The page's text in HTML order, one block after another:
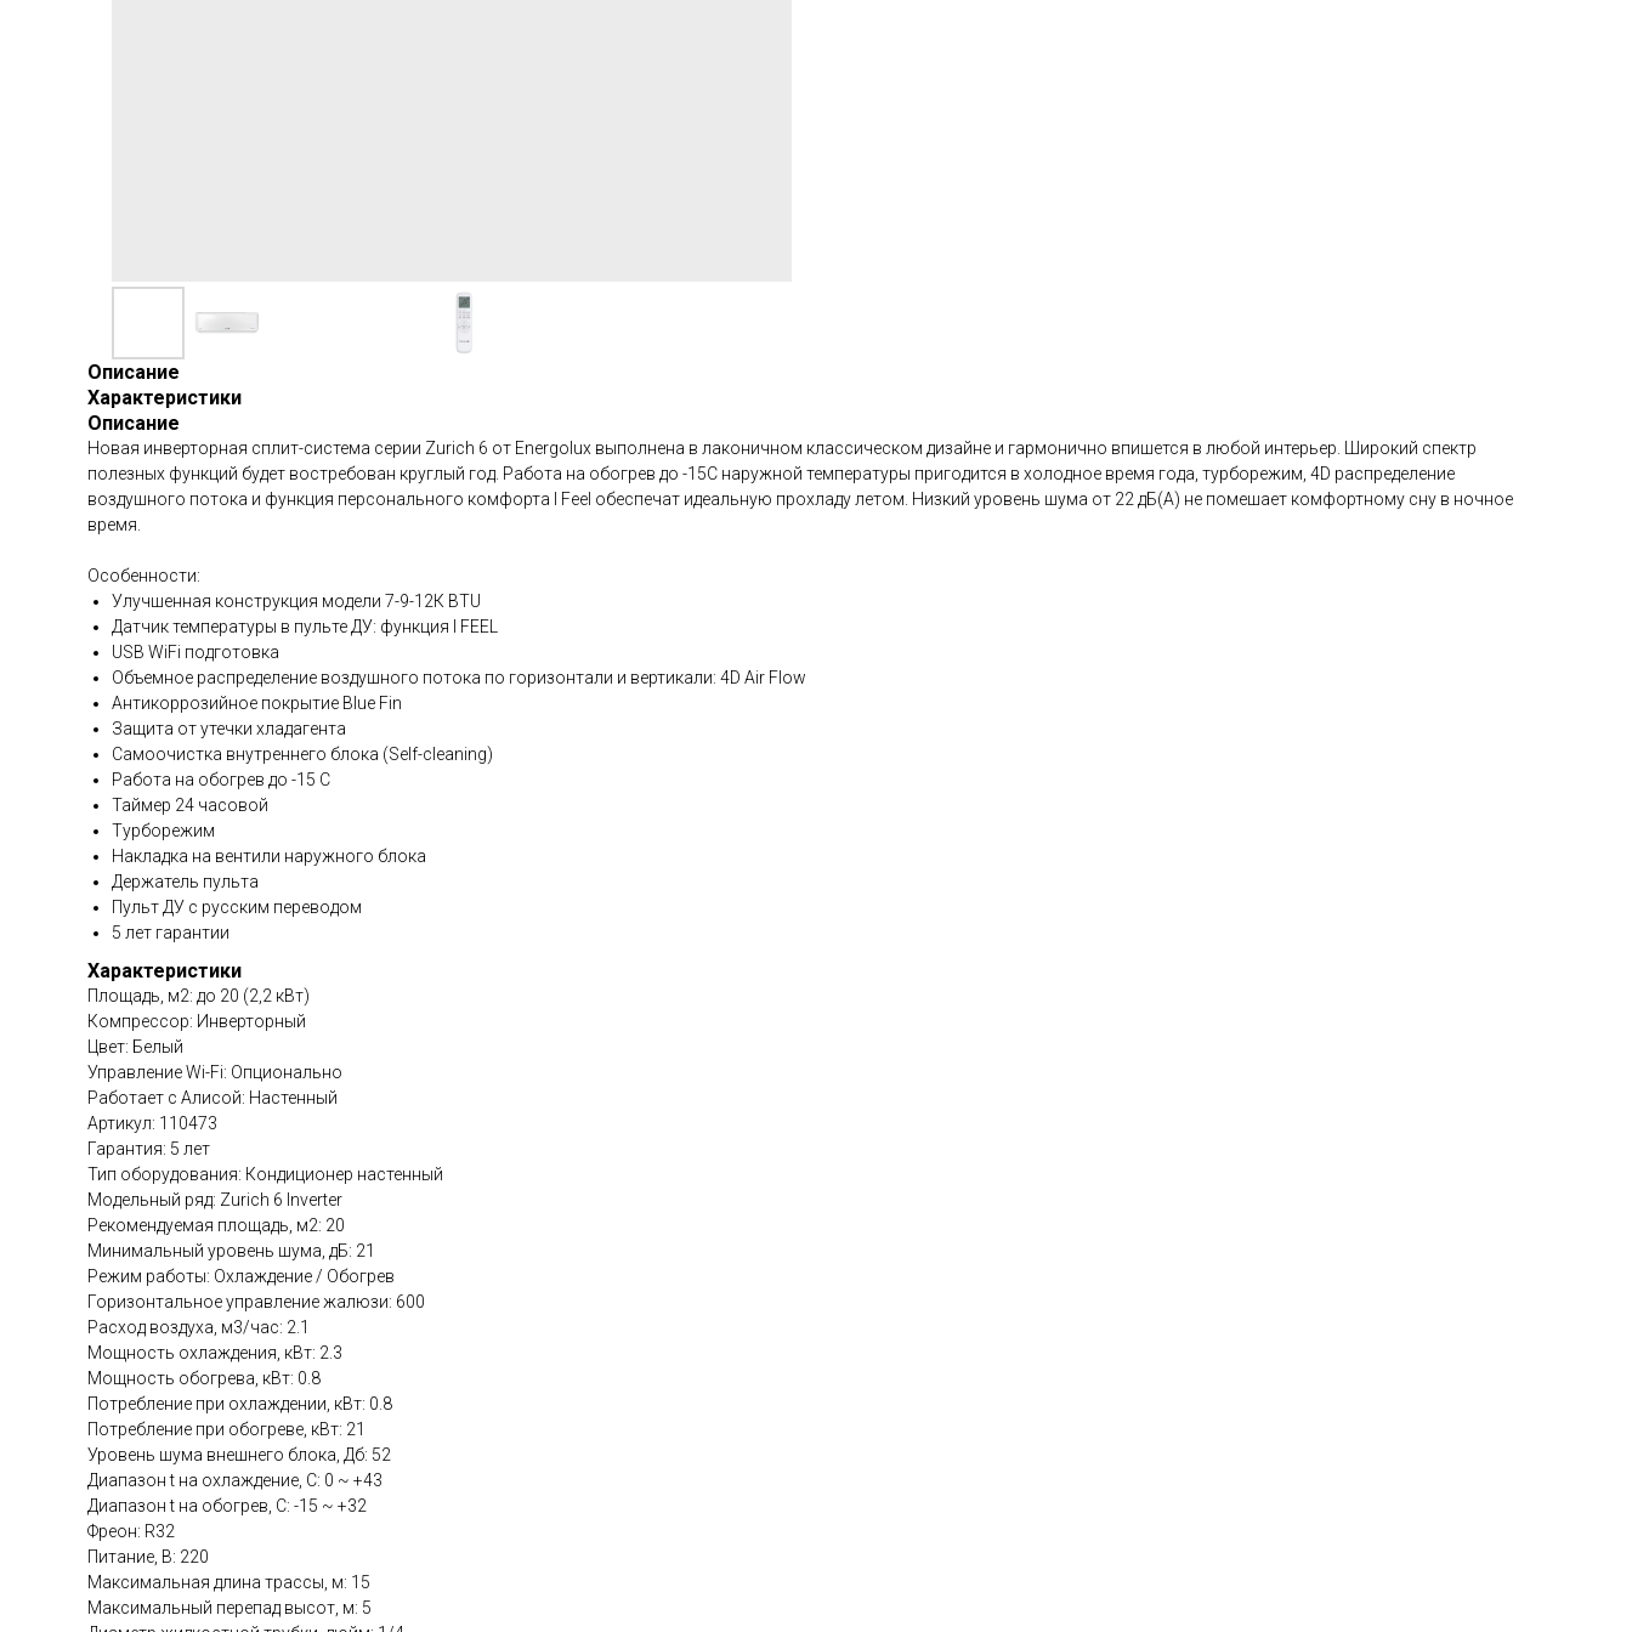
Описание
Характеристики
Описание
Новая инверторная сплит-система серии Zurich 6 от Energolux выполнена в лаконичном классическом дизайне и гармонично впишется в любой интерьер. Широкий спектр
полезных функций будет востребован круглый год. Работа на обогрев до -15С наружной температуры пригодится в холодное время года, турборежим, 4D распределение
воздушного потока и функция персонального комфорта I Feel обеспечат идеальную прохладу летом. Низкий уровень шума от 22 дБ(А) не помешает комфортному сну в ночное
время.
Особенности:
Улучшенная конструкция модели 7-9-12К BTU
Датчик температуры в пульте ДУ: функция I FEEL
USB WiFi подготовка
Объемное распределение воздушного потока по горизонтали и вертикали: 4D Air Flow
Антикоррозийное покрытие Blue Fin
Защита от утечки хладагента
Самоочистка внутреннего блока (Self-cleaning)
Работа на обогрев до -15 С
Таймер 24 часовой
Турборежим
Накладка на вентили наружного блока
Держатель пульта
Пульт ДУ с русским переводом
5 лет гарантии
Характеристики
Площадь, м2: до 20 (2,2 кВт)
Компрессор: Инверторный
Цвет: Белый
Управление Wi-Fi: Опционально
Работает с Алисой: Настенный
Артикул: 110473
Гарантия: 5 лет
Тип оборудования: Кондиционер настенный
Модельный ряд: Zurich 6 Inverter
Рекомендуемая площадь, м2: 20
Минимальный уровень шума, дБ: 21
Режим работы: Охлаждение / Обогрев
Горизонтальное управление жалюзи: 600
Расход воздуха, м3/час: 2.1
Мощность охлаждения, кВт: 2.3
Мощность обогрева, кВт: 0.8
Потребление при охлаждении, кВт: 0.8
Потребление при обогреве, кВт: 21
Уровень шума внешнего блока, Дб: 52
Диапазон t на охлаждение, C: 0 ~ +43
Диапазон t на обогрев, C: -15 ~ +32
Фреон: R32
Питание, В: 220
Максимальная длина трассы, м: 15
Максимальный перепад высот, м: 5